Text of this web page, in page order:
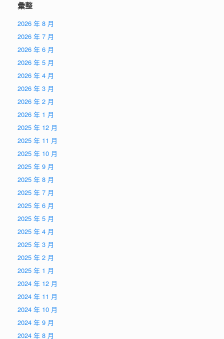
彙整
2026 年 8 月
2026 年 7 月
2026 年 6 月
2026 年 5 月
2026 年 4 月
2026 年 3 月
2026 年 2 月
2026 年 1 月
2025 年 12 月
2025 年 11 月
2025 年 10 月
2025 年 9 月
2025 年 8 月
2025 年 7 月
2025 年 6 月
2025 年 5 月
2025 年 4 月
2025 年 3 月
2025 年 2 月
2025 年 1 月
2024 年 12 月
2024 年 11 月
2024 年 10 月
2024 年 9 月
2024 年 8 月